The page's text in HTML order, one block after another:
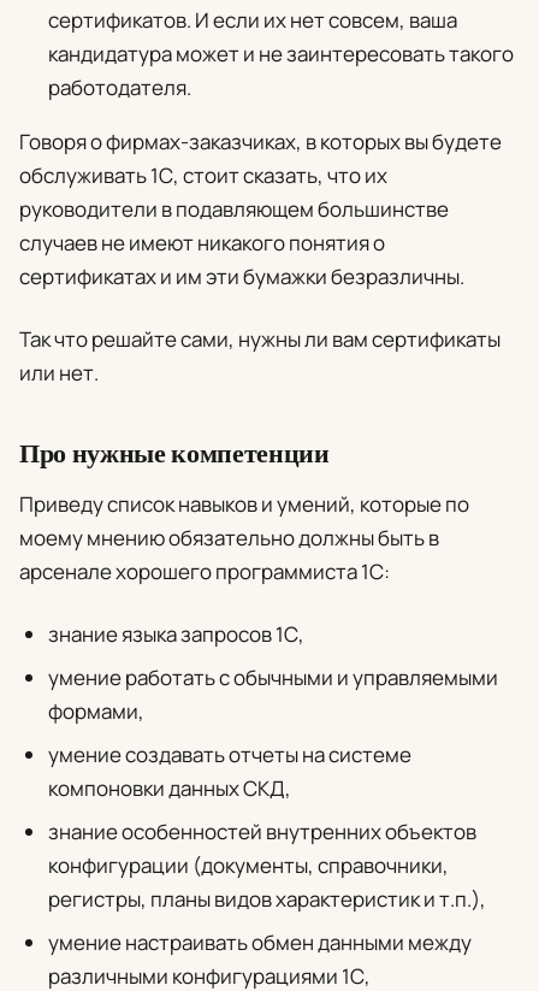
сертификатов. И если их нет совсем, ваша
кандидатура может и не заинтересовать такого
работодателя.
Говоря о фирмах-заказчиках, в которых вы будете
обслуживать 1С, стоит сказать, что их
руководители в подавляющем большинстве
случаев не имеют никакого понятия о
сертификатах и им эти бумажки безразличны.
Так что решайте сами, нужны ли вам сертификаты
или нет.
Про нужные компетенции
Приведу список навыков и умений, которые по
моему мнению обязательно должны быть в
арсенале хорошего программиста 1С:
знание языка запросов 1С,
умение работать с обычными и управляемыми
формами,
умение создавать отчеты на системе
компоновки данных СКД,
знание особенностей внутренних объектов
конфигурации (документы, справочники,
регистры, планы видов характеристик и т.п.),
умение настраивать обмен данными между
различными конфигурациями 1С,